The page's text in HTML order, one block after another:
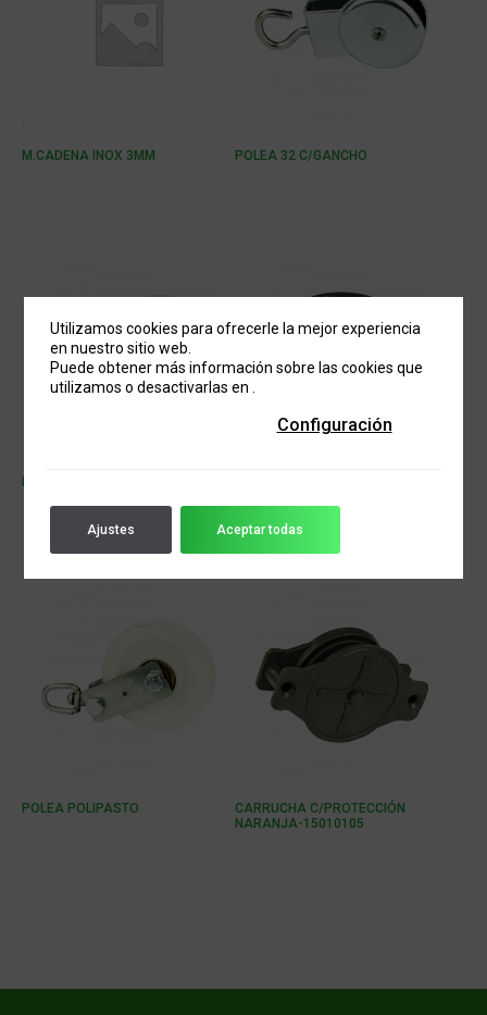
M.CADENA INOX 3MM POLEA 32 C/GANCHO
POLEA 80 LUBING
POLEA POLIPASTO
CARRUCHA C/PROTECCIÓN
NARANJA-15010105
Utilizamos cookies para ofrecerle la mejor experiencia
en nuestro sitio web.
Puede obtener más información sobre las cookies que
utilizamos o desactivarlas en
Configuración
.
Aceptar todas
Ajustes